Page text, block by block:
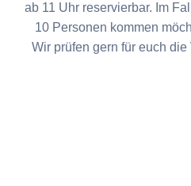
ab 11 Uhr reservierbar. Im
10 Personen kommen
Wir prüfen gern für euch